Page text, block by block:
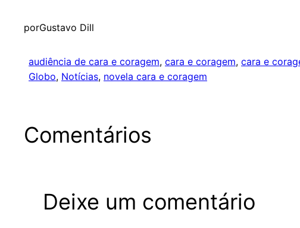
porGustavo Dill
audiência de cara e coragem, cara e coragem, cara e
Globo, Notícias, novela cara e coragem
Comentários
Deixe um comentário